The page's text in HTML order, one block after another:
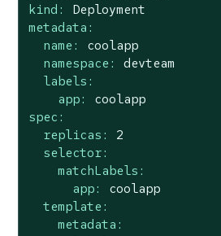
kind:
Deployment
metadata:
name:
coolapp
namespace:
devteam
labels:
app:
coolapp
spec:
replicas:
2
selector:
matchLabels:
app:
coolapp
template:
metadata: